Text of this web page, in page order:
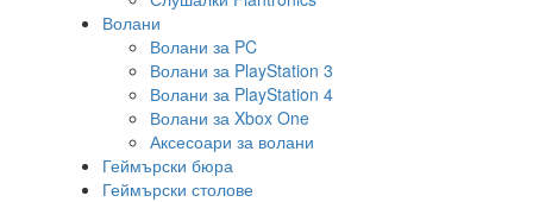
Волани
Волани за PC
Волани за PlayStation 3
Волани за PlayStation 4
Волани за Xbox One
Аксесоари за волани
Геймърски бюра
Геймърски столове